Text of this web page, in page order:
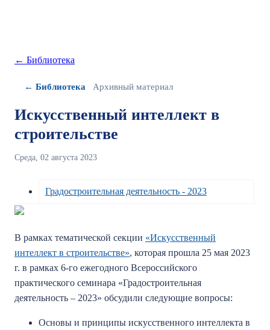
← Библиотека
← Библиотека Архивный материал
Искусственный интеллект в
строительстве
Среда, 02 августа 2023
Градостроительная деятельность - 2023
В рамках тематической секции «Искусственный
интеллект в строительстве», которая прошла 25 мая 2023
г. в рамках 6-го ежегодного Всероссийского
практического семинара «Градостроительная
деятельность – 2023» обсудили следующие вопросы:
Основы и принципы искусственного интеллекта в